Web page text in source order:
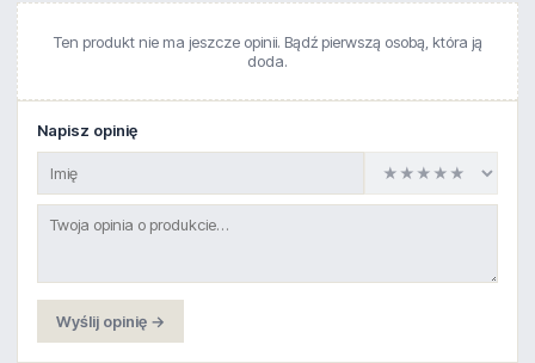
Ten produkt nie ma jeszcze opinii. Bądź pierwszą osobą, która ją
doda.
Napisz opinię
Wyślij opinię →